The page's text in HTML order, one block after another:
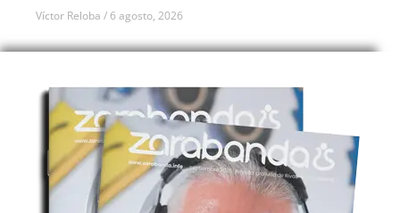
Víctor Reloba 6 agosto, 2026